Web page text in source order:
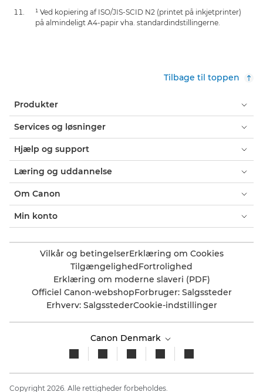
¹ Ved kopiering af ISO/JIS-SCID N2 (printet på inkjetprinter)
på almindeligt A4-papir vha. standardindstillingerne.
Tilbage til toppen
Produkter
Services og løsninger
Hjælp og support
Læring og uddannelse
Om Canon
Min konto
Vilkår og betingelserErklæring om Cookies
TilgængelighedFortrolighed
Erklæring om moderne slaveri (PDF)
Officiel Canon-webshopForbruger: Salgssteder
Erhverv: SalgsstederCookie-indstillinger
Canon Denmark
Copyright 2026. Alle rettigheder forbeholdes.